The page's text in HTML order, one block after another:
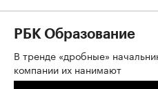
РБК Образование
В тренде «дробные»
компании их нанимают